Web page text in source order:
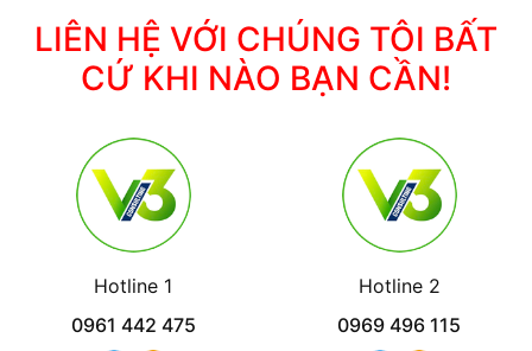
LIÊN HỆ VỚI CHÚNG TÔI BẤT
CỨ KHI NÀO BẠN CẦN!
Hotline 1
0961 442 475
Hotline 2
0969 496 115